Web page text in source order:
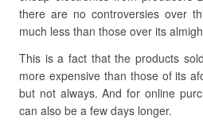
there are no controversies over
much less than those over its
This is a fact that the products
more expensive than those of its
but not always. And for online
can also be a few days longer.